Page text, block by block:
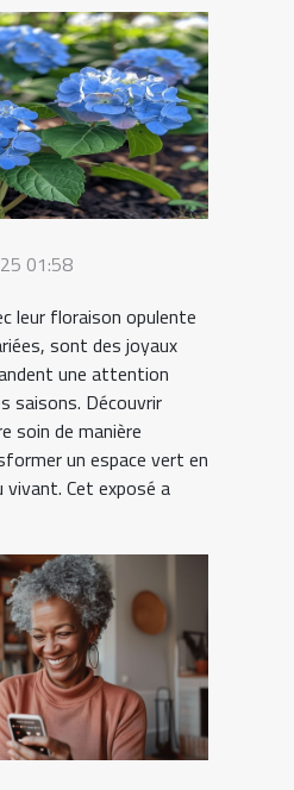
01:58
leur floraison opulente
sont des joyaux
une attention
saisons. Découvrir
soin de manière
un espace vert en
Cet exposé a